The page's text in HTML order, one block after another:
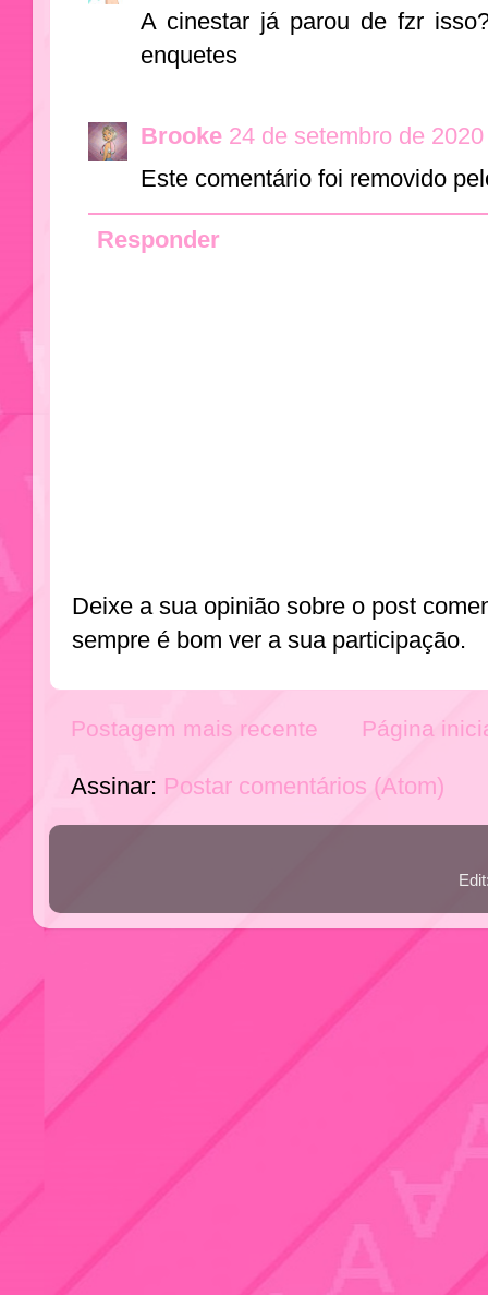
A cinestar já parou de fzr
enquetes
Brooke 24 de setembro de
Este comentário foi removido
Responder
Deixe a sua opinião sobre o post
sempre é bom ver a sua participação.
Postagem mais recente Página
Assinar: Postar comentários (Atom)